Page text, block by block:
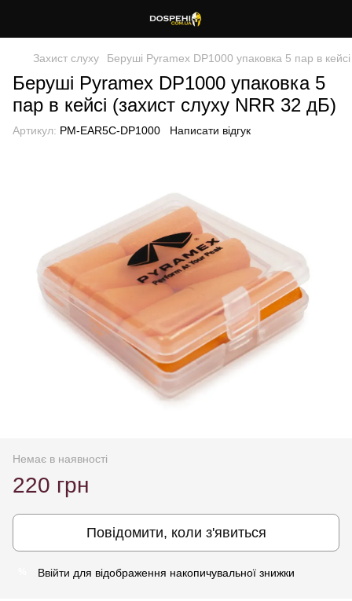
Захист слуху Беруші Pyramex DP1000 упаковка 5 пар в
Беруші Pyramex DP1000 упаковка 5
пар в кейсі (захист слуху NRR 32 дБ)
Артикул: PM-EAR5C-DP1000 Написати відгук
Немає в наявності
220 грн
Повідомити, коли з'явиться
Ввійти для відображення накопичувальної знижки